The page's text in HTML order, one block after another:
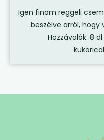
Igen finom reggeli
beszélve arról, hogy
Hozzávalók: 8